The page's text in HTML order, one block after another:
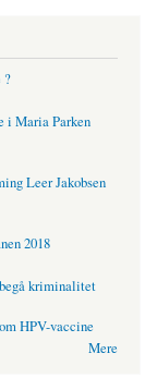
?
i Maria Parken
Leer Jakobsen
2018
kriminalitet
HPV-vaccine
Mere